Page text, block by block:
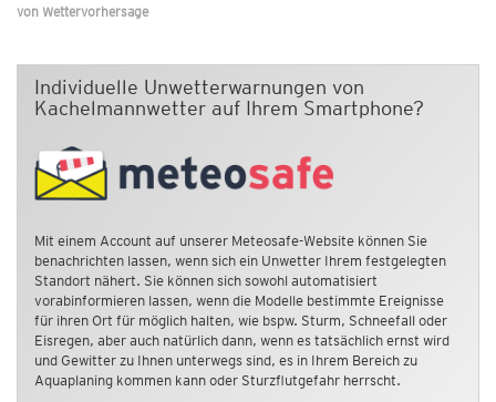
von Wettervorhersage
Individuelle Unwetterwarnungen von
Kachelmannwetter auf Ihrem Smartphone?
Mit einem Account auf unserer Meteosafe-Website können Sie
benachrichten lassen, wenn sich ein Unwetter Ihrem festgelegten
Standort nähert. Sie können sich sowohl automatisiert
vorabinformieren lassen, wenn die Modelle bestimmte Ereignisse
für ihren Ort für möglich halten, wie bspw. Sturm, Schneefall oder
Eisregen, aber auch natürlich dann, wenn es tatsächlich ernst wird
und Gewitter zu Ihnen unterwegs sind, es in Ihrem Bereich zu
Aquaplaning kommen kann oder Sturzflutgefahr herrscht.